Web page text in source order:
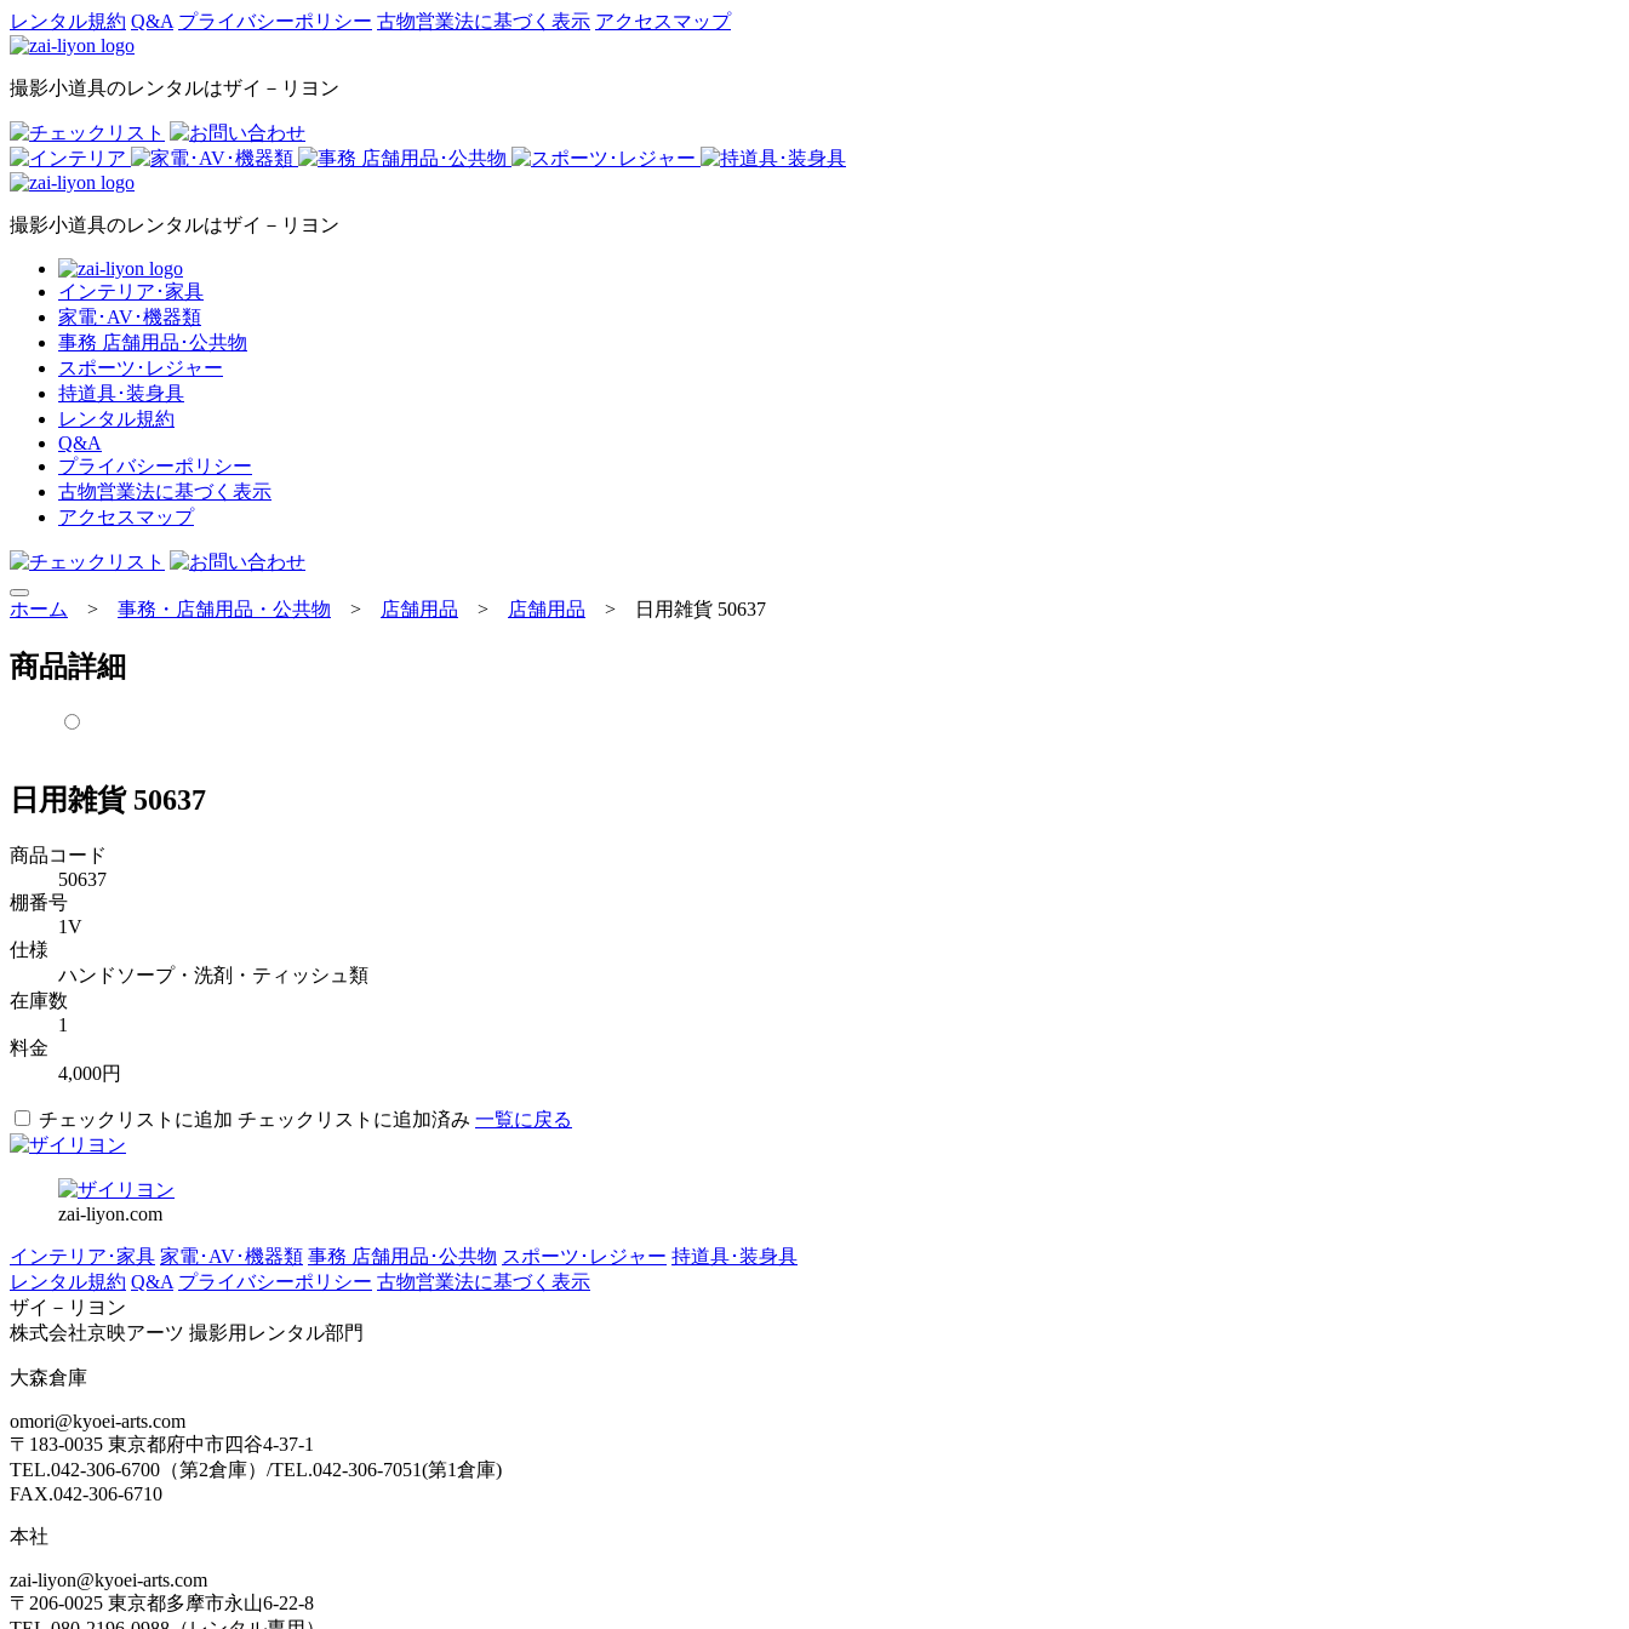
レンタル規約 Q&A プライバシーポリシー 古物営業法に基づく表示 アクセスマップ
撮影小道具のレンタルはザイ－リヨン
撮影小道具のレンタルはザイ－リヨン
インテリア･家具
家電･AV･機器類
事務 店舗用品･公共物
スポーツ･レジャー
持道具･装身具
レンタル規約
Q&A
プライバシーポリシー
古物営業法に基づく表示
アクセスマップ
ホーム > 事務・店舗用品・公共物 > 店舗用品 > 店舗用品 > 日用雑貨 50637
商品詳細
日用雑貨 50637
商品コード
50637
棚番号
1V
仕様
ハンドソープ・洗剤・ティッシュ類
在庫数
1
料金
4,000円
チェックリストに追加 チェックリストに追加済み 一覧に戻る
zai-liyon.com
インテリア･家具 家電･AV･機器類 事務 店舗用品･公共物 スポーツ･レジャー 持道具･装身具
レンタル規約 Q&A プライバシーポリシー 古物営業法に基づく表示
ザイ－リヨン
株式会社京映アーツ 撮影用レンタル部門
大森倉庫
omori@kyoei-arts.com
〒183-0035 東京都府中市四谷4-37-1
TEL.042-306-6700（第2倉庫）/TEL.042-306-7051(第1倉庫)
FAX.042-306-6710
本社
zai-liyon@kyoei-arts.com
〒206-0025 東京都多摩市永山6-22-8